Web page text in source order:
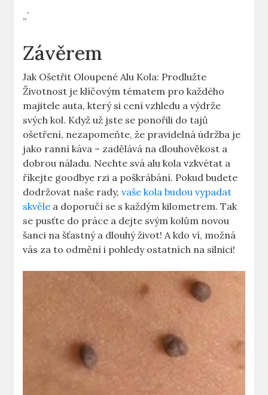
„`
Závěrem
Jak Ošetřit Oloupené Alu Kola: Prodlužte
Životnost je klíčovým tématem pro každého
majitele auta, který si cení vzhledu a výdrže
svých kol. Když už jste se ponořili do tajů
ošetření, nezapomeňte, že pravidelná údržba je
jako ranní káva – zadělává na dlouhověkost a
dobrou náladu. Nechte svá alu kola vzkvétat a
říkejte goodbye rzi a poškrábání. Pokud budete
dodržovat naše rady,vaše kola budou vypadat
skvěle a doporučí se s každým kilometrem. Tak
se pusťte do práce a dejte svým kolům novou
šanci na šťastný a dlouhý život! A kdo ví, možná
vás za to odmění i pohledy ostatních na silnici!